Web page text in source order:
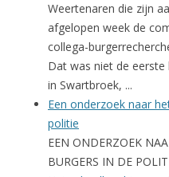
Weertenaren die zijn
afgelopen week de
collega-
Dat was niet de eerste
in Swartbroek, ...
Een onderzoek naar
politie
EEN ONDERZOEK
BURGERS IN DE